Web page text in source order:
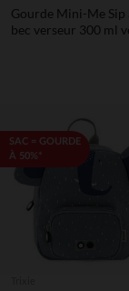
Gourde Mini-Me Sip
bec verseur 300 ml
SAC = GOURDE
À 50%*